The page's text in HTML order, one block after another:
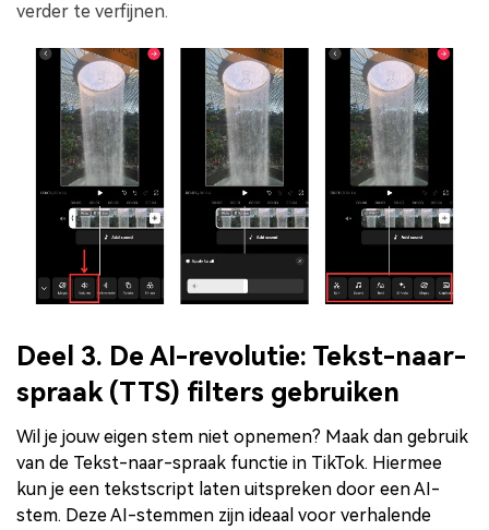
verder te verfijnen.
Deel 3. De AI-revolutie: Tekst-naar-
spraak (TTS) filters gebruiken
Wil je jouw eigen stem niet opnemen? Maak dan gebruik
van de Tekst-naar-spraak functie in TikTok. Hiermee
kun je een tekstscript laten uitspreken door een AI-
stem. Deze AI-stemmen zijn ideaal voor verhalende